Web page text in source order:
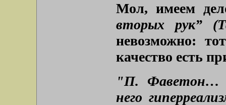
Мол, имеем
вторых рук”
невозможно:
качество есть
"П. Фаветон…
него